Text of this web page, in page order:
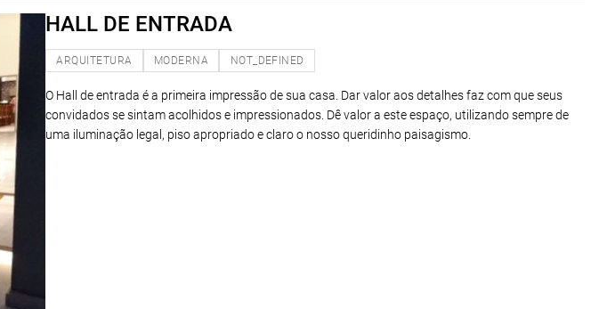
HALL DE ENTRADA
ARQUITETURA MODERNA NOT_DEFINED
O Hall de entrada é a primeira impressão de sua casa. Dar valor aos detalhes faz com que seus
convidados se sintam acolhidos e impressionados. Dê valor a este espaço, utilizando sempre de
uma iluminação legal, piso apropriado e claro o nosso queridinho paisagismo.